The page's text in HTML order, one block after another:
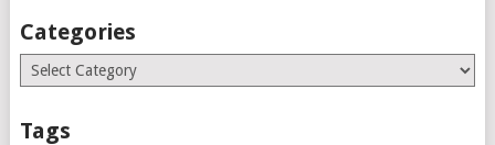
Categories
Categories
Tags